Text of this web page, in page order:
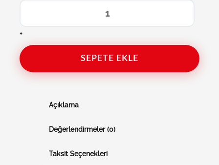
+
SEPETE EKLE
Açıklama
Değerlendirmeler (0)
Taksit Seçenekleri